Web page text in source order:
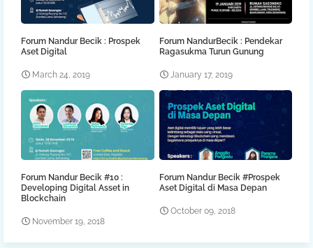
Forum Nandur Becik : Prospek
Aset Digital
March 24, 2019
Forum NandurBecik : Pendekar
Ragasukma Turun Gunung
January 17, 2019
Forum Nandur Becik #10 :
Developing Digital Asset in
Blockchain
November 19, 2018
Forum Nandur Becik #Prospek
Aset Digital di Masa Depan
October 09, 2018